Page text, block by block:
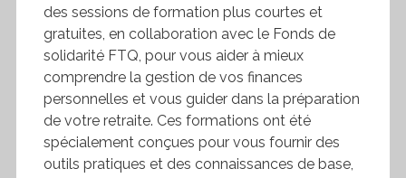
des sessions de formation plus courtes et
gratuites, en collaboration avec le Fonds de
solidarité FTQ, pour vous aider à mieux
comprendre la gestion de vos finances
personnelles et vous guider dans la préparation
de votre retraite. Ces formations ont été
spécialement conçues pour vous fournir des
outils pratiques et des connaissances de base,